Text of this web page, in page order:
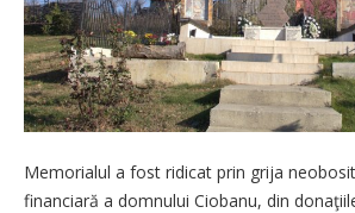
Memorialul a fost ridicat prin grija
financiară a domnului Ciobanu, din